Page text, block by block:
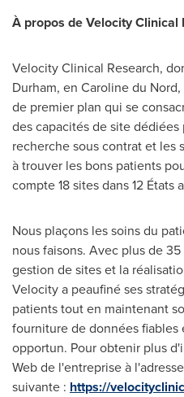
À propos de Velocity Clinical
Velocity Clinical Research,
Durham, en Caroline du
de premier plan qui se
des capacités de site
recherche sous contrat et les
à trouver les bons patients
compte 18 sites dans 12 États
Nous plaçons les soins du
nous faisons. Avec plus de
gestion de sites et la
Velocity a peaufiné ses
patients tout en maintenant
fourniture de données
opportun. Pour obtenir plus
Web de l'entreprise à l'adresse
suivante : https://